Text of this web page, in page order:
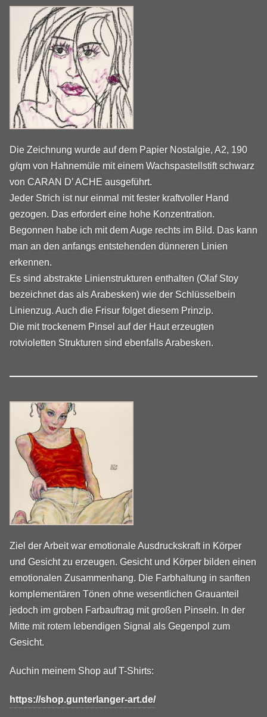
Die Zeichnung wurde auf dem Papier Nostalgie, A2, 190
g/qm von Hahnemüle mit einem Wachspastellstift schwarz
von CARAN D’ ACHE ausgeführt.
Jeder Strich ist nur einmal mit fester kraftvoller Hand
gezogen. Das erfordert eine hohe Konzentration.
Begonnen habe ich mit dem Auge rechts im Bild. Das kann
man an den anfangs entstehenden dünneren Linien
erkennen.
Es sind abstrakte Linienstrukturen enthalten (Olaf Stoy
bezeichnet das als Arabesken) wie der Schlüsselbein
Linienzug. Auch die Frisur folget diesem Prinzip.
Die mit trockenem Pinsel auf der Haut erzeugten
rotvioletten Strukturen sind ebenfalls Arabesken.
Ziel der Arbeit war emotionale Ausdruckskraft in Körper
und Gesicht zu erzeugen. Gesicht und Körper bilden einen
emotionalen Zusammenhang. Die Farbhaltung in sanften
komplementären Tönen ohne wesentlichen Grauanteil
jedoch im groben Farbauftrag mit großen Pinseln. In der
Mitte mit rotem lebendigen Signal als Gegenpol zum
Gesicht.
Auchin meinem Shop auf T-Shirts:
https://shop.gunterlanger-art.de/